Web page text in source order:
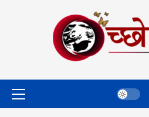
Primary